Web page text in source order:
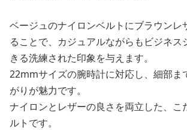
ベージュのナイロンベルトにブラウンレ
ることで、カジュアルながらもビジネス
きる洗練された印象を与えます。
22mmサイズの腕時計に対応し、細部ま
がりが魅力です。
ナイロンとレザーの良さを両立した、こ
ルトです。